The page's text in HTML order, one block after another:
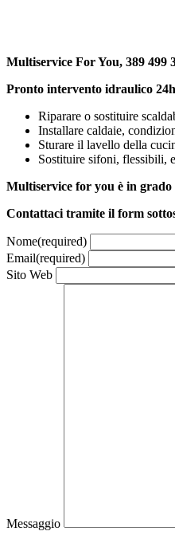
Multiservice For You, 389 499
Pronto intervento idraulico
Riparare o sostituire
Installare caldaie,
Sturare il lavello della
Sostituire sifoni, flessibili,
Multiservice for you è in
Contattaci tramite il form
Nome(required)
Email(required)
Sito Web
Messaggio